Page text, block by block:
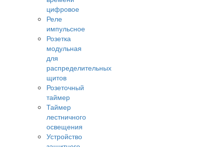
цифровое
Реле
импульсное
Розетка
модульная
для
распределительных
щитов
Розеточный
таймер
Таймер
лестничного
освещения
Устройство